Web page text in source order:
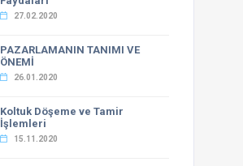
27.02.2020
PAZARLAMANIN TANIMI VE
ÖNEMİ
26.01.2020
Koltuk Döşeme ve Tamir
İşlemleri
15.11.2020